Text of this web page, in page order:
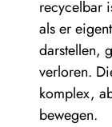
recycelbar
als er
darstellen,
verloren.
komplex,
bewegen.